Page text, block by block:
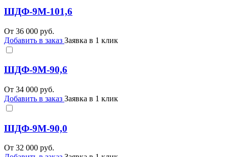
ШДФ-9М-101,6
От 36 000 руб.
Добавить в заказ Заявка в 1 клик
ШДФ-9М-90,6
От 34 000 руб.
Добавить в заказ Заявка в 1 клик
ШДФ-9М-90,0
От 32 000 руб.